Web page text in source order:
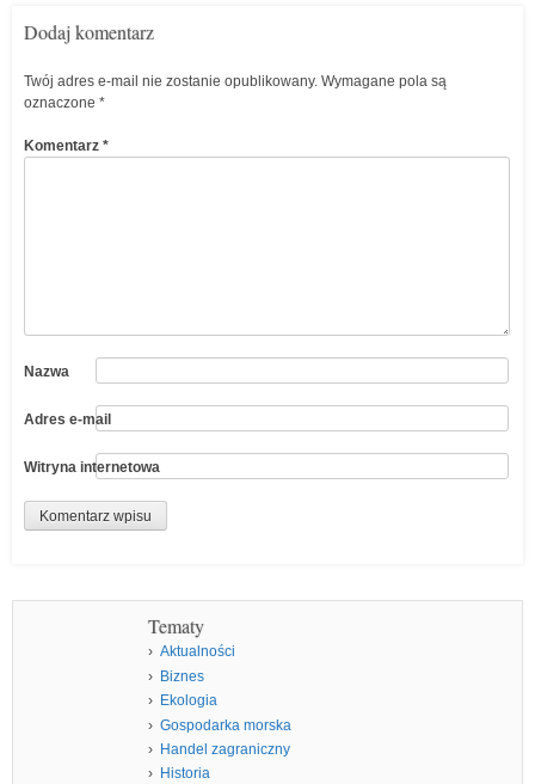
Dodaj komentarz
Twój adres e-mail nie zostanie opublikowany. Wymagane pola są
oznaczone *
Komentarz *
Nazwa
Adres e-mail
Witryna internetowa
Tematy
Aktualności
Biznes
Ekologia
Gospodarka morska
Handel zagraniczny
Historia